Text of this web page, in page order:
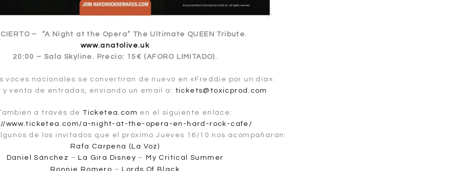
– “A Night at the Opera” The Ultimate QUEEN Tribute.
www.anatolive.uk
20:00 – Sala Skyline. Precio: 15€ (AFORO LIMITADO).
voces nacionales se convertiran de nuevo en «Freddie por un día».
y venta de entradas, enviando un email a: tickets@toxicprod.com
a través deTicketea.com en el siguiente enlace:
www.ticketea.com/a-night-at-the-opera-en-hard-rock-cafe/
de los invitados que el próximo Jueves 16/10 nos acompañaran:
Rafa Carpena (La Voz)
Daniel Sánchez –La Gira Disney –My Critical Summer
Ronnie Romero –Lords Of Black